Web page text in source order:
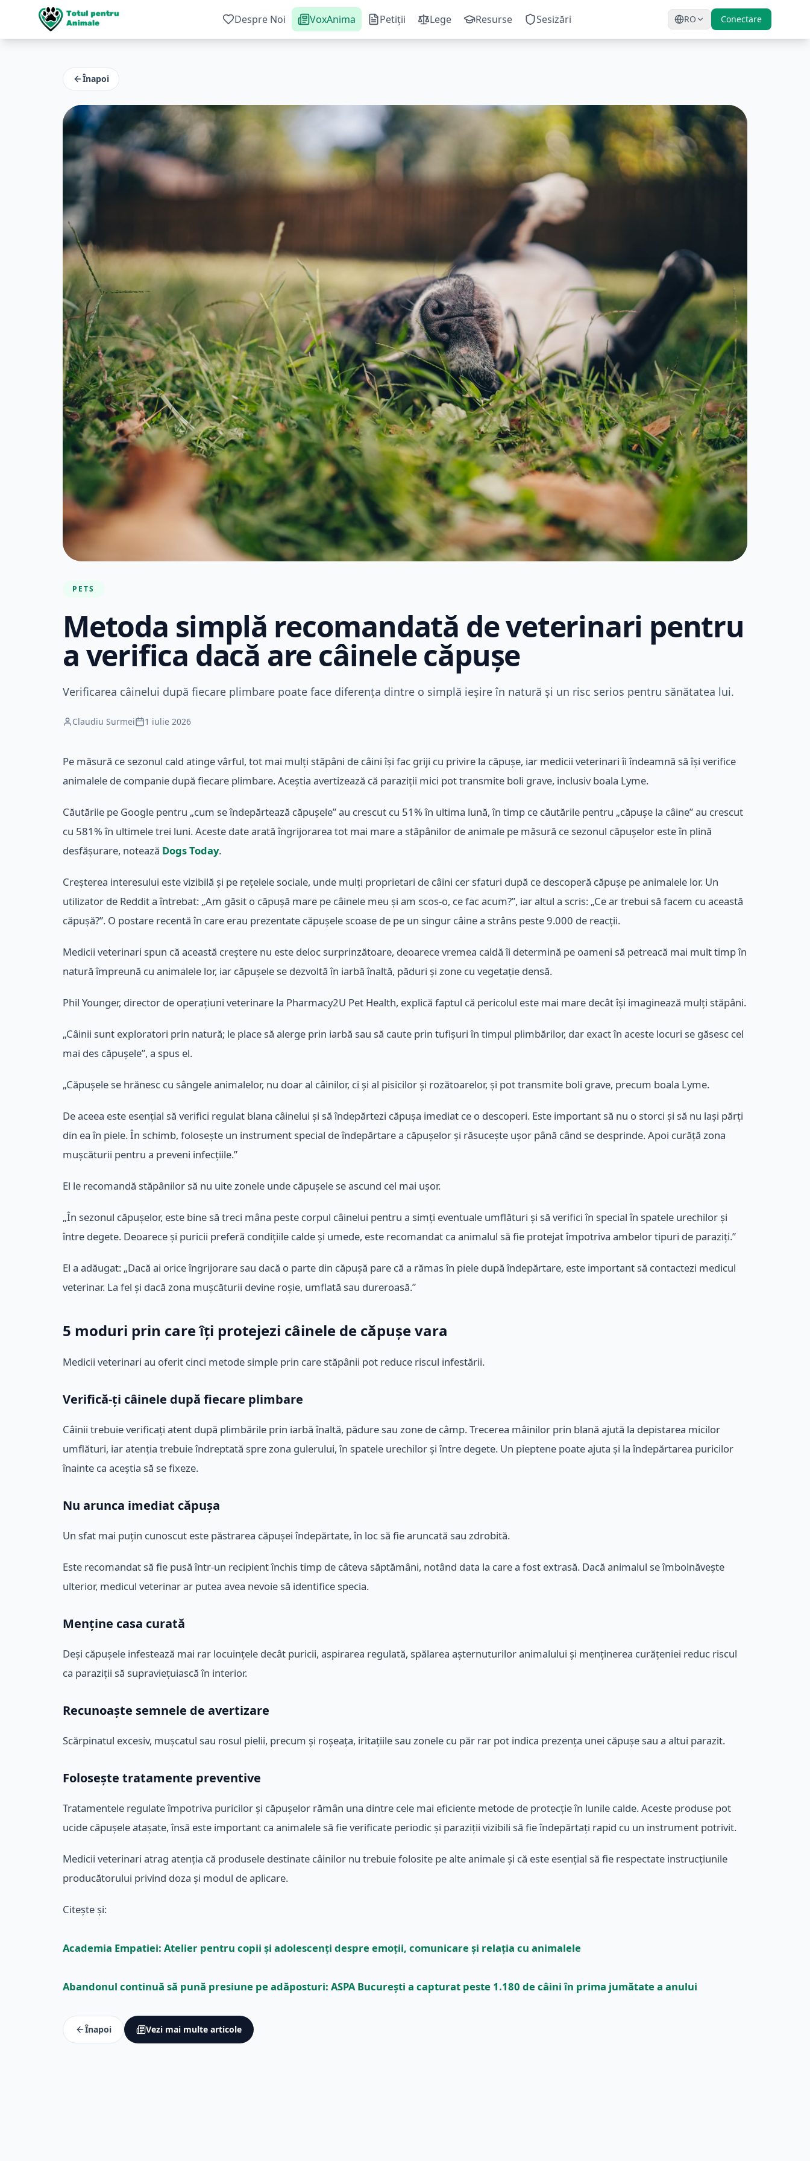
Despre Noi VoxAnima Petiții Lege Resurse Sesizări RO Conectare
Înapoi
PETS
Metoda simplă recomandată de veterinari pentru
a verifica dacă are câinele căpușe
Verificarea câinelui după fiecare plimbare poate face diferența dintre o simplă ieșire în natură și un risc serios pentru sănătatea lui.
Claudiu Surmei 1 iulie 2026
Pe măsură ce sezonul cald atinge vârful, tot mai mulți stăpâni de câini își fac griji cu privire la căpușe, iar medicii veterinari îi îndeamnă să își verifice
animalele de companie după fiecare plimbare. Aceștia avertizează că paraziții mici pot transmite boli grave, inclusiv boala Lyme.
Căutările pe Google pentru „cum se îndepărtează căpușele” au crescut cu 51% în ultima lună, în timp ce căutările pentru „căpușe la câine” au crescut
cu 581% în ultimele trei luni. Aceste date arată îngrijorarea tot mai mare a stăpânilor de animale pe măsură ce sezonul căpușelor este în plină
desfășurare, notează Dogs Today.
Creșterea interesului este vizibilă și pe rețelele sociale, unde mulți proprietari de câini cer sfaturi după ce descoperă căpușe pe animalele lor. Un
utilizator de Reddit a întrebat: „Am găsit o căpușă mare pe câinele meu și am scos-o, ce fac acum?”, iar altul a scris: „Ce ar trebui să facem cu această
căpușă?”. O postare recentă în care erau prezentate căpușele scoase de pe un singur câine a strâns peste 9.000 de reacții.
Medicii veterinari spun că această creștere nu este deloc surprinzătoare, deoarece vremea caldă îi determină pe oameni să petreacă mai mult timp în
natură împreună cu animalele lor, iar căpușele se dezvoltă în iarbă înaltă, păduri și zone cu vegetație densă.
Phil Younger, director de operațiuni veterinare la Pharmacy2U Pet Health, explică faptul că pericolul este mai mare decât își imaginează mulți stăpâni.
„Câinii sunt exploratori prin natură; le place să alerge prin iarbă sau să caute prin tufișuri în timpul plimbărilor, dar exact în aceste locuri se găsesc cel
mai des căpușele”, a spus el.
„Căpușele se hrănesc cu sângele animalelor, nu doar al câinilor, ci și al pisicilor și rozătoarelor, și pot transmite boli grave, precum boala Lyme.
De aceea este esențial să verifici regulat blana câinelui și să îndepărtezi căpușa imediat ce o descoperi. Este important să nu o storci și să nu lași părți
din ea în piele. În schimb, folosește un instrument special de îndepărtare a căpușelor și răsucește ușor până când se desprinde. Apoi curăță zona
mușcăturii pentru a preveni infecțiile.”
El le recomandă stăpânilor să nu uite zonele unde căpușele se ascund cel mai ușor.
„În sezonul căpușelor, este bine să treci mâna peste corpul câinelui pentru a simți eventuale umflături și să verifici în special în spatele urechilor și
între degete. Deoarece și puricii preferă condițiile calde și umede, este recomandat ca animalul să fie protejat împotriva ambelor tipuri de paraziți.”
El a adăugat: „Dacă ai orice îngrijorare sau dacă o parte din căpușă pare că a rămas în piele după îndepărtare, este important să contactezi medicul
veterinar. La fel și dacă zona mușcăturii devine roșie, umflată sau dureroasă.”
5 moduri prin care îți protejezi câinele de căpușe vara
Medicii veterinari au oferit cinci metode simple prin care stăpânii pot reduce riscul infestării.
Verifică-ți câinele după fiecare plimbare
Câinii trebuie verificați atent după plimbările prin iarbă înaltă, pădure sau zone de câmp. Trecerea mâinilor prin blană ajută la depistarea micilor
umflături, iar atenția trebuie îndreptată spre zona gulerului, în spatele urechilor și între degete. Un pieptene poate ajuta și la îndepărtarea puricilor
înainte ca aceștia să se fixeze.
Nu arunca imediat căpușa
Un sfat mai puțin cunoscut este păstrarea căpușei îndepărtate, în loc să fie aruncată sau zdrobită.
Este recomandat să fie pusă într-un recipient închis timp de câteva săptămâni, notând data la care a fost extrasă. Dacă animalul se îmbolnăvește
ulterior, medicul veterinar ar putea avea nevoie să identifice specia.
Menține casa curată
Deși căpușele infestează mai rar locuințele decât puricii, aspirarea regulată, spălarea așternuturilor animalului și menținerea curățeniei reduc riscul
ca paraziții să supraviețuiască în interior.
Recunoaște semnele de avertizare
Scărpinatul excesiv, mușcatul sau rosul pielii, precum și roșeața, iritațiile sau zonele cu păr rar pot indica prezența unei căpușe sau a altui parazit.
Folosește tratamente preventive
Tratamentele regulate împotriva puricilor și căpușelor rămân una dintre cele mai eficiente metode de protecție în lunile calde. Aceste produse pot
ucide căpușele atașate, însă este important ca animalele să fie verificate periodic și paraziții vizibili să fie îndepărtați rapid cu un instrument potrivit.
Medicii veterinari atrag atenția că produsele destinate câinilor nu trebuie folosite pe alte animale și că este esențial să fie respectate instrucțiunile
producătorului privind doza și modul de aplicare.
Citește și:
Academia Empatiei: Atelier pentru copii și adolescenți despre emoții, comunicare și relația cu animalele
Abandonul continuă să pună presiune pe adăposturi: ASPA București a capturat peste 1.180 de câini în prima jumătate a anului
Înapoi Vezi mai multe articole